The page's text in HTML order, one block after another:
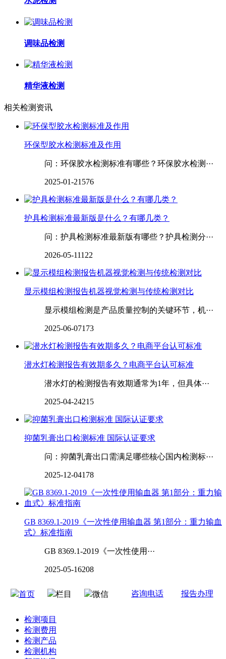
调味品检测
精华液检测
相关检测资讯
环保型胶水检测标准及作用
问：环保胶水检测标准有哪些？环保胶水检测···
2025-01-21 576
护具检测标准最新版是什么？有哪几类？
问：护具检测标准最新版有哪些？护具检测分···
2026-05-11122
显示模组检测报告机器视觉检测与传统检测对比
显示模组检测是产品质量控制的关键环节，机···
2025-06-07173
潜水灯检测报告有效期多久？电商平台认可标准
潜水灯的检测报告有效期通常为1年，但具体···
2025-04-24215
抑菌乳膏出口检测标准 国际认证要求
问：抑菌乳膏出口需满足哪些核心国内检测标···
2025-12-04178
GB 8369.1-2019《一次性使用输血器 第1部分：重力输血
式》标准指南
GB 8369.1-2019《一次性使用···
2025-05-16208
首页 栏目 微信 咨询电话 报告办理
检测项目
检测费用
检测产品
检测机构